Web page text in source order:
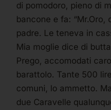
di pomodoro, pieno di
bancone e fa: “Mr.Oro,
padre. Le teneva in
Mia moglie dice di
Prego, accomodati
barattolo. Tante 500
comuni, lo ammetto.
due Caravelle